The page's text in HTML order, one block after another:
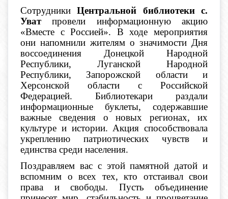
СотрудникиЦентральной библиотеки с.
Уватпровели информационную акцию
«Вместе с Россией». В ходе мероприятия
они напомнили жителям о значимости Дня
воссоединения Донецкой Народной
Республики, Луганской Народной
Республики, Запорожской области и
Херсонской области с Российской
Федерацией. Библиотекари раздали
информационные буклеты, содержавшие
важные сведения о новых регионах, их
культуре и истории. Акция способствовала
укреплению патриотических чувств и
единства среди населения.
Поздравляем вас с этой памятной датой и
вспомним о всех тех, кто отстаивал свои
права и свободы. Пусть объединение